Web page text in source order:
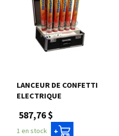
LANCEUR DE CONFETTI
ELECTRIQUE
587,76 $
1 en stock +